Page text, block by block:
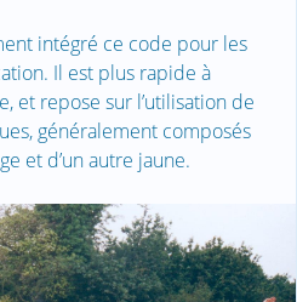
intégré ce code pour les
Il est plus rapide à
et repose sur l’utilisation de
généralement composés
et d’un autre jaune.